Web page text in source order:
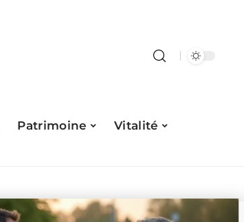
Patrimoine
Vitalité